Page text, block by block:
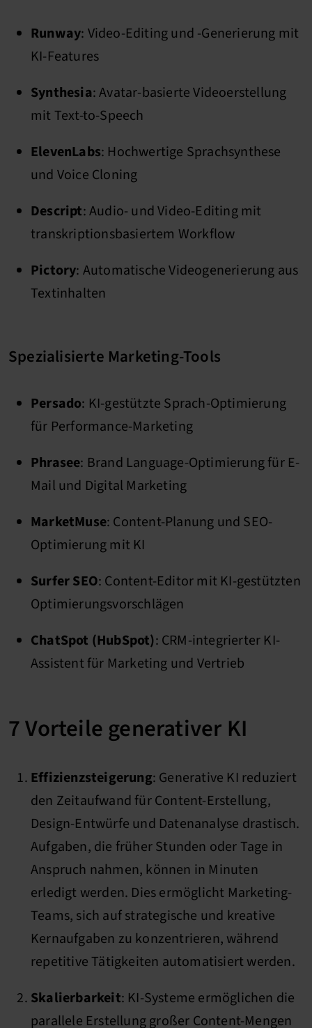
Runway: Video-Editing und -Generierung mit
KI-Features
Synthesia: Avatar-basierte Videoerstellung
mit Text-to-Speech
ElevenLabs: Hochwertige Sprachsynthese
und Voice Cloning
Descript: Audio- und Video-Editing mit
transkriptionsbasiertem Workflow
Pictory: Automatische Videogenerierung aus
Textinhalten
Spezialisierte Marketing-Tools
Persado: KI-gestützte Sprach-Optimierung
für Performance-Marketing
Phrasee: Brand Language-Optimierung für E-
Mail und Digital Marketing
MarketMuse: Content-Planung und SEO-
Optimierung mit KI
Surfer SEO: Content-Editor mit KI-gestützten
Optimierungsvorschlägen
ChatSpot (HubSpot): CRM-integrierter KI-
Assistent für Marketing und Vertrieb
7 Vorteile generativer KI
Effizienzsteigerung: Generative KI reduziert
den Zeitaufwand für Content-Erstellung,
Design-Entwürfe und Datenanalyse drastisch.
Aufgaben, die früher Stunden oder Tage in
Anspruch nahmen, können in Minuten
erledigt werden. Dies ermöglicht Marketing-
Teams, sich auf strategische und kreative
Kernaufgaben zu konzentrieren, während
repetitive Tätigkeiten automatisiert werden.
Skalierbarkeit: KI-Systeme ermöglichen die
parallele Erstellung großer Content-Mengen